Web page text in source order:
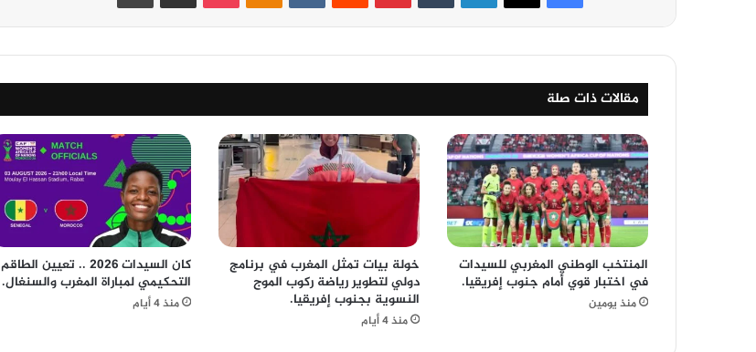
مقالات ذات صلة
المنتخب الوطني المغربي للسيدات
في اختبار قوي أمام جنوب إفريقيا.
منذ يومين
خولة بيات تمثل المغرب في برنامج
دولي لتطوير رياضة ركوب الموج
النسوية بجنوب إفريقيا.
منذ 4 أيام
كان السيدات 2026 .. تعيين الطاقم
التحكيمي لمباراة المغرب والسنغال.
منذ 4 أيام